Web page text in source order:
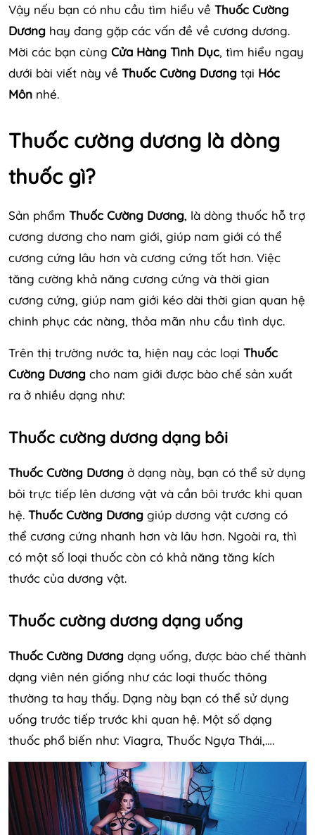
Vậy nếu bạn có nhu cầu tìm hiểu về Thuốc Cường
Dương hay đang gặp các vấn đề về cương dương.
Mời các bạn cùng Cửa Hàng Tình Dục, tìm hiểu ngay
dưới bài viết này về Thuốc Cường Dương tại Hóc
Môn nhé.
Thuốc cường dương là dòng
thuốc gì?
Sản phẩm Thuốc Cường Dương, là dòng thuốc hỗ trợ
cương dương cho nam giới, giúp nam giới có thể
cương cứng lâu hơn và cương cứng tốt hơn. Việc
tăng cường khả năng cương cứng và thời gian
cương cứng, giúp nam giới kéo dài thời gian quan hệ
chinh phục các nàng, thỏa mãn nhu cầu tình dục.
Trên thị trường nước ta, hiện nay các loại Thuốc
Cường Dương cho nam giới được bào chế sản xuất
ra ở nhiều dạng như:
Thuốc cường dương dạng bôi
Thuốc Cường Dương ở dạng này, bạn có thể sử dụng
bôi trực tiếp lên dương vật và cần bôi trước khi quan
hệ. Thuốc Cường Dương giúp dương vật cương có
thể cương cứng nhanh hơn và lâu hơn. Ngoài ra, thì
có một số loại thuốc còn có khả năng tăng kích
thước của dương vật.
Thuốc cường dương dạng uống
Thuốc Cường Dương dạng uống, được bào chế thành
dạng viên nén giống như các loại thuốc thông
thường ta hay thấy. Dạng này bạn có thể sử dụng
uống trước tiếp trước khi quan hệ. Một số dạng
thuốc phổ biến như: Viagra, Thuốc Ngựa Thái,….